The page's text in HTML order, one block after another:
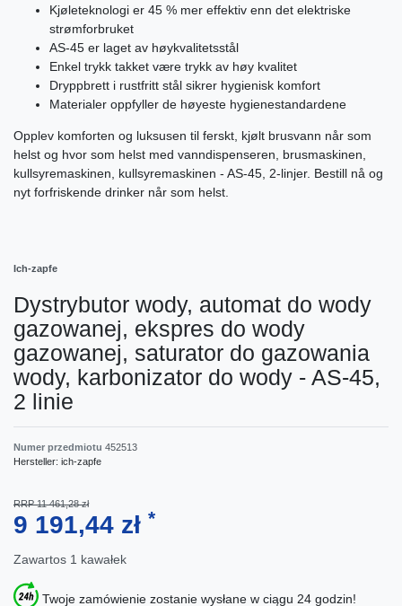
Kjøleteknologi er 45 % mer effektiv enn det elektriske
strømforbruket
AS-45 er laget av høykvalitetsstål
Enkel trykk takket være trykk av høy kvalitet
Dryppbrett i rustfritt stål sikrer hygienisk komfort
Materialer oppfyller de høyeste hygienestandardene
Opplev komforten og luksusen til ferskt, kjølt brusvann når som
helst og hvor som helst med vanndispenseren, brusmaskinen,
kullsyremaskinen, kullsyremaskinen - AS-45, 2-linjer. Bestill nå og
nyt forfriskende drinker når som helst.
Ich-zapfe
Dystrybutor wody, automat do wody
gazowanej, ekspres do wody
gazowanej, saturator do gazowania
wody, karbonizator do wody - AS-45,
2 linie
Numer przedmiotu 452513
Hersteller: ich-zapfe
RRP 11 461,28 zł
9 191,44 zł *
Zawartos 1 kawałek
Twoje zamówienie zostanie wysłane w ciągu 24 godzin!